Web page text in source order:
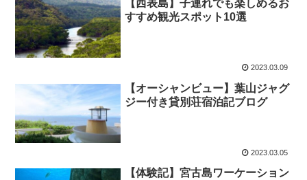
【西表島】子連れでも楽しめるお
すすめ観光スポット10選
2023.03.09
【オーシャンビュー】葉山ジャグ
ジー付き貸別荘宿泊記ブログ
2023.03.05
【体験記】宮古島ワーケーション